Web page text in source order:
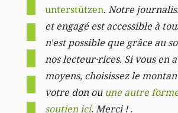
unterstützen. Notre
et engagé est accessible à
n'est possible que grâce au
nos lecteur·rices. Si vous en
moyens, choisissez le
votre don ou une autre
soutien ici. Merci ! .